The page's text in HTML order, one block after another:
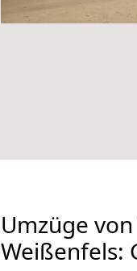
Umzüge
Weißenfels: